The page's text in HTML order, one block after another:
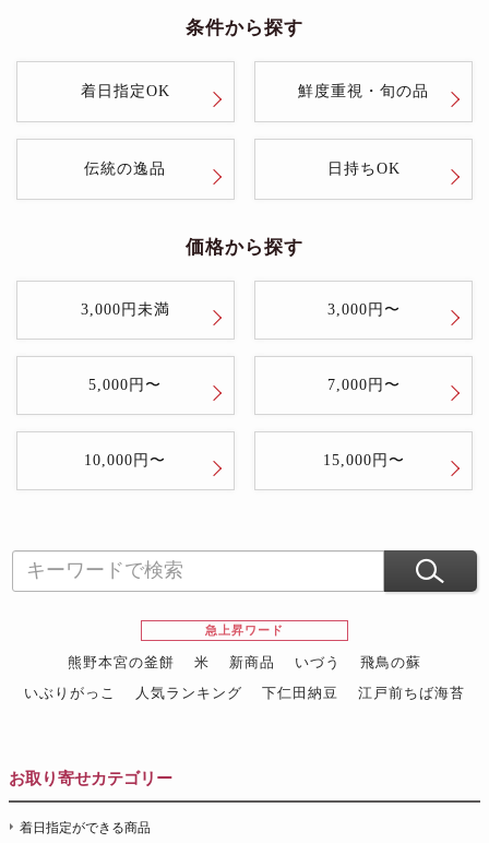
条件から探す
着日指定OK 鮮度重視・旬の品
伝統の逸品 日持ちOK
価格から探す
3,000円未満 3,000円〜
5,000円〜 7,000円〜
10,000円〜 15,000円〜
急上昇ワード
熊野本宮の釜餅 米 新商品 いづう
飛鳥の蘇
いぶりがっこ
人気ランキング 下仁田納豆
江戸前ちば海苔
お取り寄せカテゴリー
着日指定ができる商品